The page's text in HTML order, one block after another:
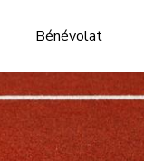
Bénévolat